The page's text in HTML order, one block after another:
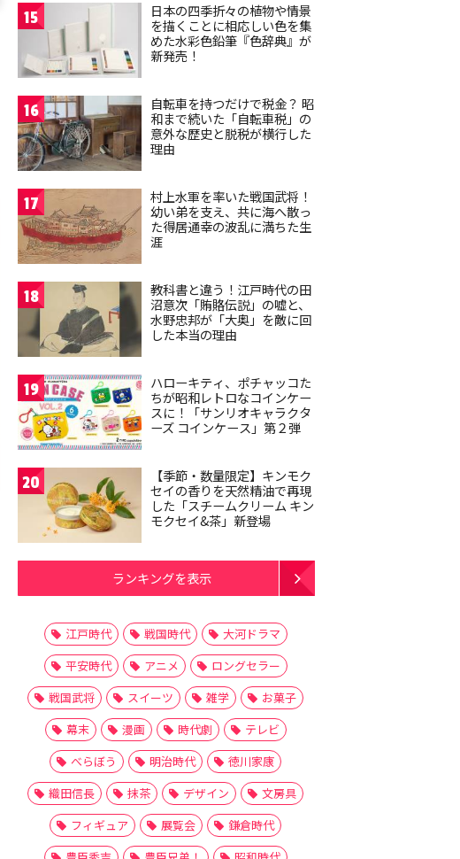
15
日本の四季折々の植物や情景
を描くことに相応しい色を集
めた水彩色鉛筆『色辞典』が
新発売！
16
自転車を持つだけで税金？ 昭
和まで続いた「自転車税」の
意外な歴史と脱税が横行した
理由
17
村上水軍を率いた戦国武将！
幼い弟を支え、共に海へ散っ
た得居通幸の波乱に満ちた生
涯
18
教科書と違う！江戸時代の田
沼意次「賄賂伝説」の嘘と、
水野忠邦が「大奥」を敵に回
した本当の理由
19
ハローキティ、ポチャッコた
ちが昭和レトロなコインケー
スに！「サンリオキャラクタ
ーズ コインケース」第２弾
20
【季節・数量限定】キンモク
セイの香りを天然精油で再現
した「スチームクリーム キン
モクセイ&茶」新登場
ランキングを表示
江戸時代 戦国時代
大河ドラマ
平安時代
アニメ
ロングセラー
戦国武将
スイーツ 雑学
お菓子
幕末
漫画 時代劇
テレビ
べらぼう
明治時代
徳川家康
織田信長
抹茶 デザイン
文房具
フィギュア
展覧会
鎌倉時代